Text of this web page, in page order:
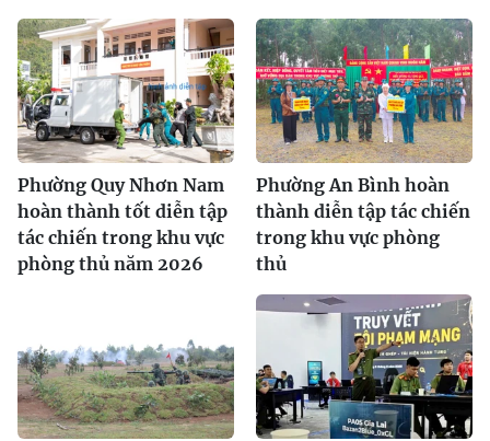
Phường Quy Nhơn Nam
hoàn thành tốt diễn tập
tác chiến trong khu vực
phòng thủ năm 2026
Phường An Bình hoàn
thành diễn tập tác chiến
trong khu vực phòng
thủ